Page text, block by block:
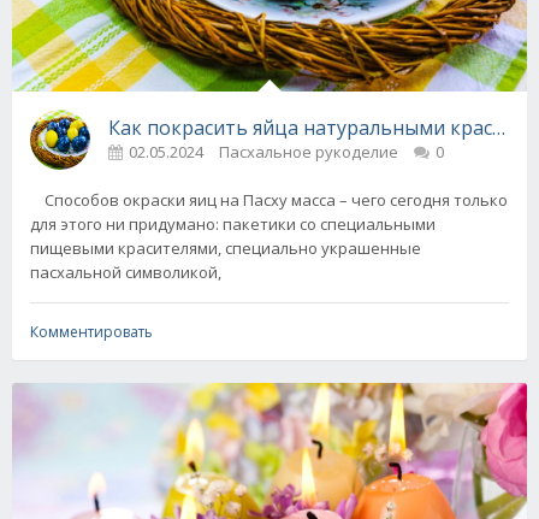
Как покрасить яйца натуральными
02.05.2024 Пасхальное рукоделие 0
Способов окраски яиц на Пасху масса – чего сегодня только
для этого ни придумано: пакетики со специальными
пищевыми красителями, специально украшенные
пасхальной символикой,
Комментировать